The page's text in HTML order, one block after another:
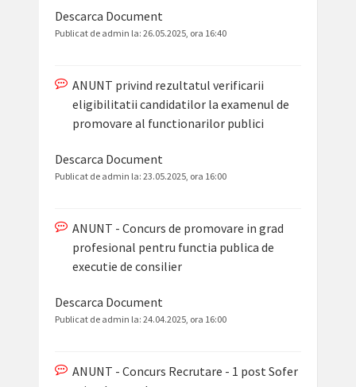
Descarca Document
Publicat de admin la: 26.05.2025, ora 16:40
ANUNT privind rezultatul verificarii
eligibilitatii candidatilor la examenul de
promovare al functionarilor publici
Descarca Document
Publicat de admin la: 23.05.2025, ora 16:00
ANUNT - Concurs de promovare in grad
profesional pentru functia publica de
executie de consilier
Descarca Document
Publicat de admin la: 24.04.2025, ora 16:00
ANUNT - Concurs Recrutare - 1 post Sofer